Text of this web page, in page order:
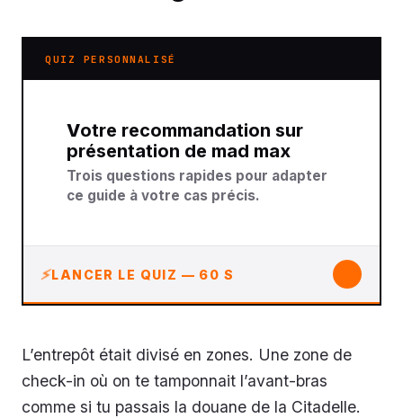
QUIZ PERSONNALISÉ
Votre recommandation sur
présentation de mad max
Trois questions rapides pour adapter
ce guide à votre cas précis.
LANCER LE QUIZ — 60 S
L’entrepôt était divisé en zones. Une zone de
check-in où on te tamponnait l’avant-bras
comme si tu passais la douane de la Citadelle.